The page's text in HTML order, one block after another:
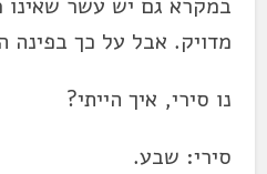
במקרא גם יש עשר שאינו
מדויק. אבל על כך בפינה
נו סירי, איך הייתי?
סירי: שבע.